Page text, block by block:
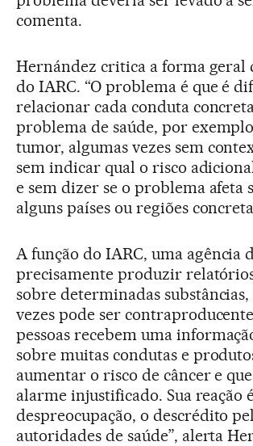
comenta.
Hernández critica a forma geral
do IARC. “O problema é que é
relacionar cada conduta
problema de saúde, por
tumor, algumas vezes sem
sem indicar qual o risco
e sem dizer se o problema afeta
alguns países ou regiões
A função do IARC, uma agência
precisamente produzir
sobre determinadas substâncias,
vezes pode ser
pessoas recebem uma
sobre muitas condutas e
aumentar o risco de câncer e
alarme injustificado. Sua reação
despreocupação, o descrédito
autoridades de saúde”, alerta